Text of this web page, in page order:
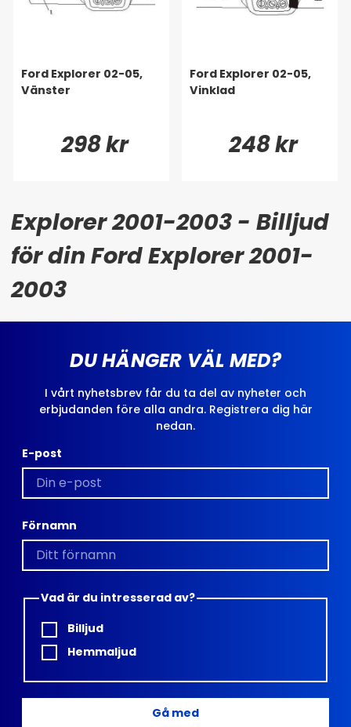
Ford Explorer 02-05,
Vänster
298 kr
Ford Explorer 02-05,
Vinklad
248 kr
Explorer 2001-2003 - Billjud
för din Ford Explorer 2001-
2003
DU HÄNGER VÄL MED?
I vårt nyhetsbrev får du ta del av nyheter och
erbjudanden före alla andra. Registrera dig här
nedan.
E-post
Förnamn
Vad är du intresserad av?
Billjud
Hemmaljud
Gå med